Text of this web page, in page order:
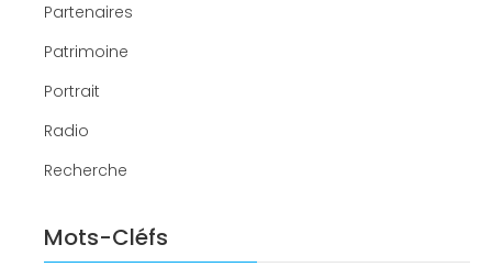
Partenaires
Patrimoine
Portrait
Radio
Recherche
Mots-Cléfs